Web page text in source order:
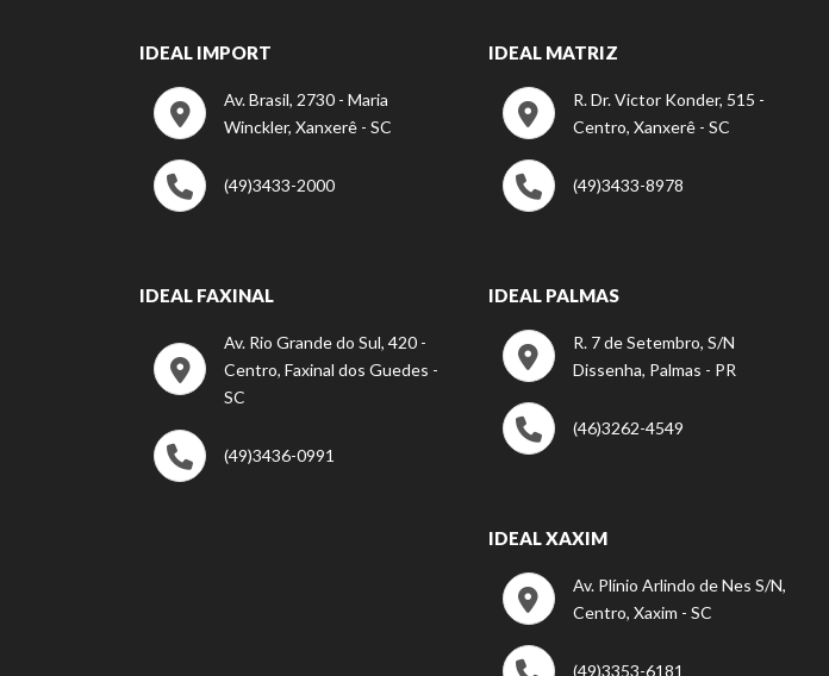
IDEAL IMPORT
Av. Brasil, 2730 - Maria
Winckler, Xanxerê - SC
(49)3433-2000
IDEAL MATRIZ
R. Dr. Victor Konder, 515 -
Centro, Xanxerê - SC
(49)3433-8978
IDEAL FAXINAL
Av. Rio Grande do Sul, 420 -
Centro, Faxinal dos Guedes -
SC
(49)3436-0991
IDEAL PALMAS
R. 7 de Setembro, S/N
Dissenha, Palmas - PR
(46)3262-4549
IDEAL XAXIM
Av. Plínio Arlindo de Nes S/N,
Centro, Xaxim - SC
(49)3353-6181